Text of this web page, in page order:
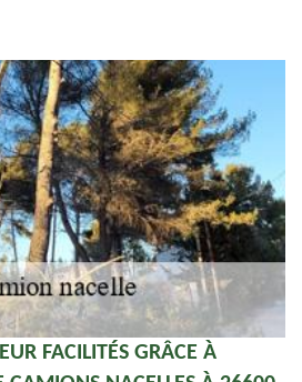
FACILITÉS GRÂCE À